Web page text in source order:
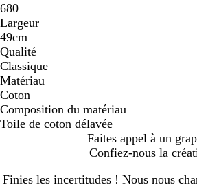
680
Largeur
49cm
Qualité
Classique
Matériau
Coton
Composition du matériau
Toile de coton délavée
Faites appel à un
Confiez-nous la
Finies les incertitudes ! Nous nous